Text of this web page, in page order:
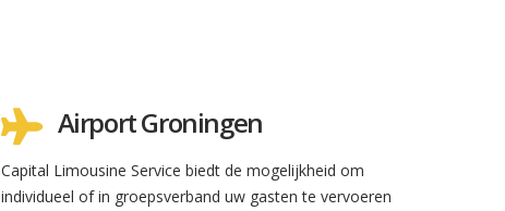
Airport Groningen
Capital Limousine Service biedt de mogelijkheid om
individueel of in groepsverband uw gasten te vervoeren